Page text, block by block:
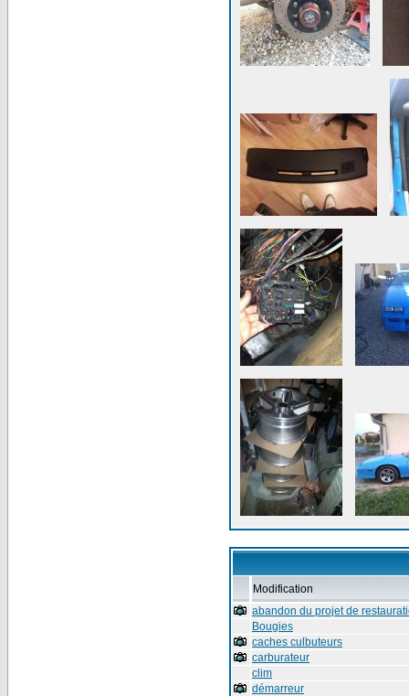
Modification
abandon du projet de
Bougies
caches culbuteurs
carburateur
clim
démarreur